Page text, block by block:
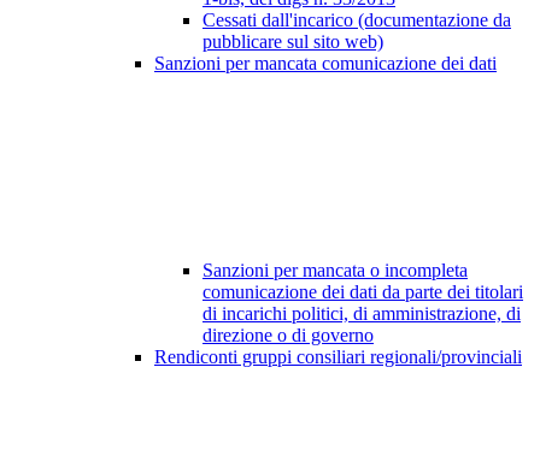
Cessati dall'incarico (documentazione da
pubblicare sul sito web)
Sanzioni per mancata comunicazione dei dati
Sanzioni per mancata o incompleta
comunicazione dei dati da parte dei titolari
di incarichi politici, di amministrazione, di
direzione o di governo
Rendiconti gruppi consiliari regionali/provinciali